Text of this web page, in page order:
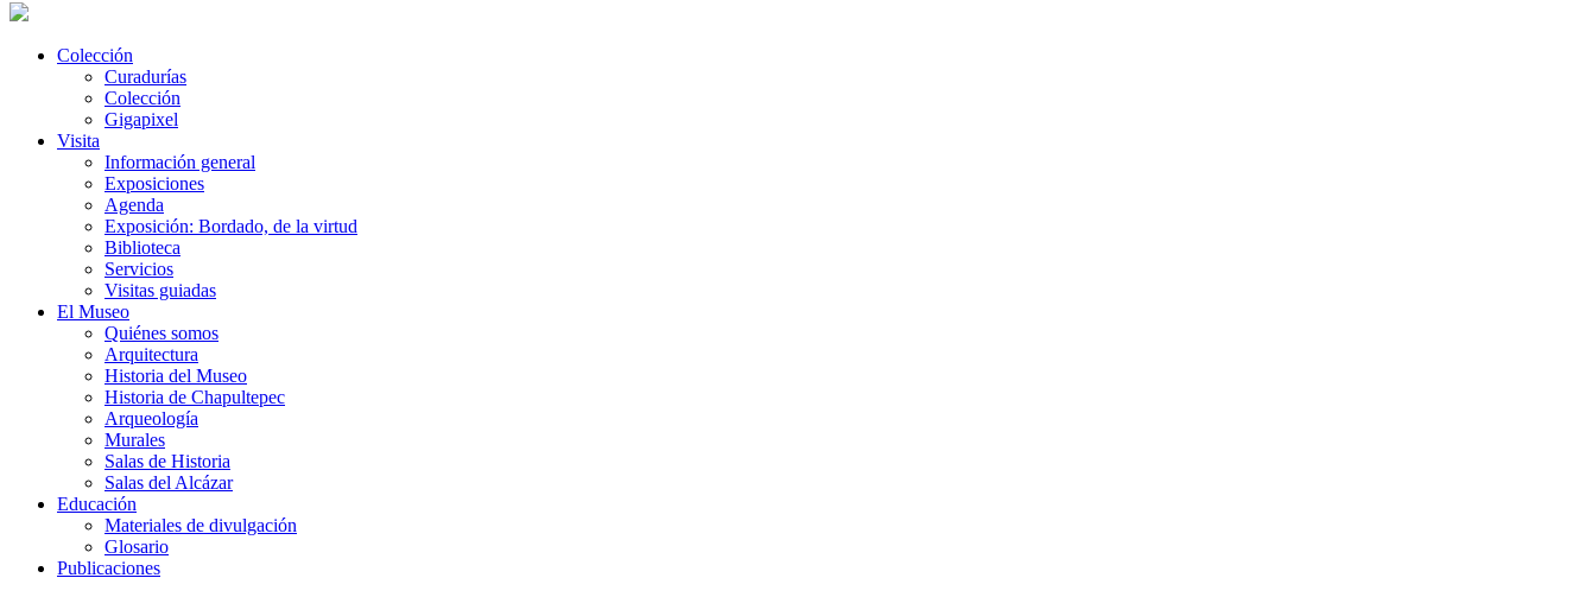
Colección
Curadurías
Colección
Gigapixel
Visita
Información general
Exposiciones
Agenda
Exposición: Bordado, de la virtud
Biblioteca
Servicios
Visitas guiadas
El Museo
Quiénes somos
Arquitectura
Historia del Museo
Historia de Chapultepec
Arqueología
Murales
Salas de Historia
Salas del Alcázar
Educación
Materiales de divulgación
Glosario
Publicaciones